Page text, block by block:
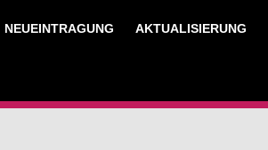
NEUEINTRAGUNG AKTUALISIERUNG